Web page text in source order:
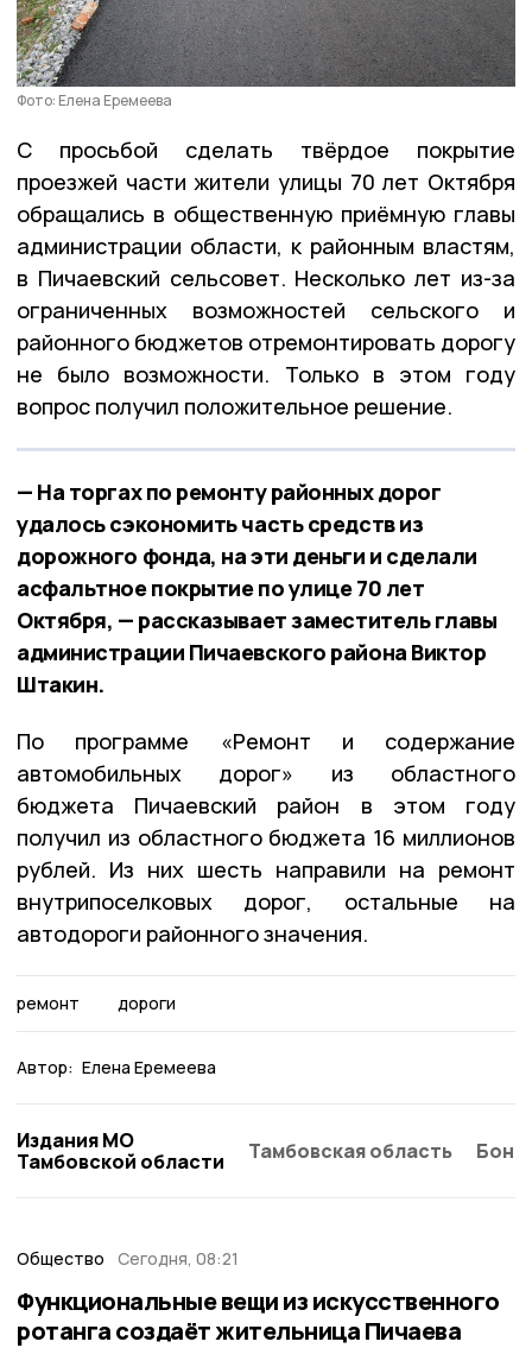
Фото: Елена Еремеева
С просьбой сделать твёрдое покрытие
проезжей части жители улицы 70 лет Октября
обращались в общественную приёмную главы
администрации области, к районным властям,
в Пичаевский сельсовет. Несколько лет из-за
ограниченных возможностей сельского и
районного бюджетов отремонтировать дорогу
не было возможности. Только в этом году
вопрос получил положительное решение.
— На торгах по ремонту районных дорог
удалось сэкономить часть средств из
дорожного фонда, на эти деньги и сделали
асфальтное покрытие по улице 70 лет
Октября, — рассказывает заместитель главы
администрации Пичаевского района Виктор
Штакин.
По программе «Ремонт и содержание
автомобильных дорог» из областного
бюджета Пичаевский район в этом году
получил из областного бюджета 16 миллионов
рублей. Из них шесть направили на ремонт
внутрипоселковых дорог, остальные на
автодороги районного значения.
ремонт дороги
Автор: Елена Еремеева
Издания МО
Тамбовской области
Тамбовская область
Общество Сегодня, 08:21
Функциональные вещи из искусственного
ротанга создаёт жительница Пичаева